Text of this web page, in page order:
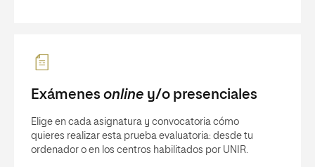
Exámenes online y/o presenciales
Elige en cada asignatura y convocatoria cómo
quieres realizar esta prueba evaluatoria: desde tu
ordenador o en los centros habilitados por UNIR.